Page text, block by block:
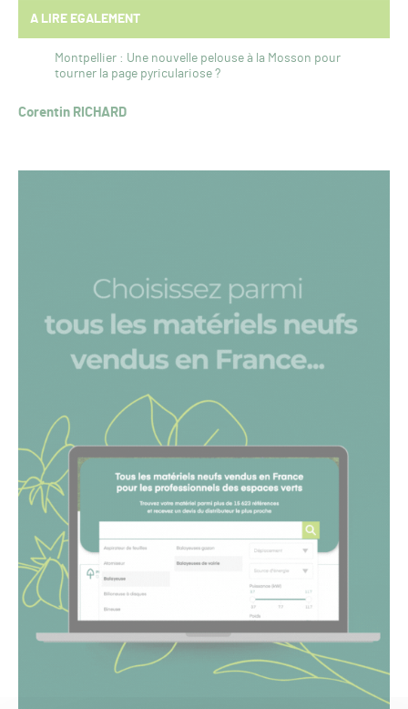
A LIRE EGALEMENT
Montpellier : Une nouvelle pelouse à la Mosson pour
tourner la page pyriculariose ?
Corentin RICHARD